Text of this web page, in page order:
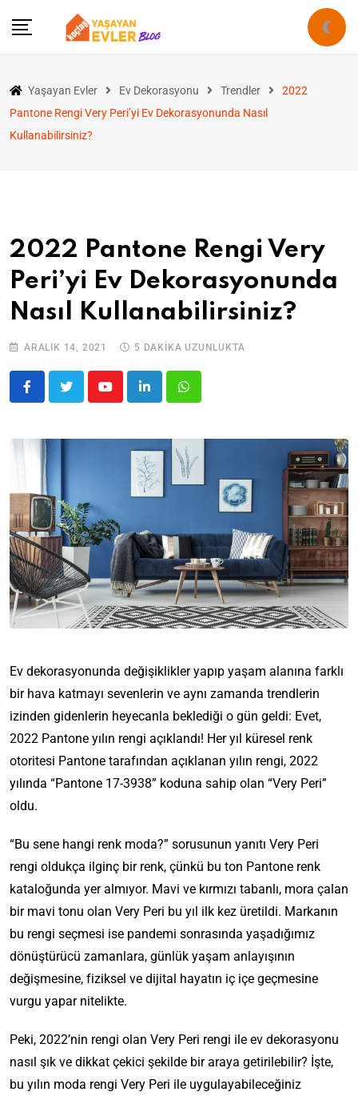
Yaşayan Evler Ev Dekorasyonu Trendler
2022
Pantone Rengi Very Peri’yi Ev Dekorasyonunda Nasıl
Kullanabilirsiniz?
2022 Pantone Rengi Very
Peri’yi Ev Dekorasyonunda
Nasıl Kullanabilirsiniz?
ARALIK 14, 2021 5 DAKIKA UZUNLUKTA
Ev dekorasyonunda değişiklikler yapıp yaşam alanına farklı
bir hava katmayı sevenlerin ve aynı zamanda trendlerin
izinden gidenlerin heyecanla beklediği o gün geldi: Evet,
2022 Pantone yılın rengi açıklandı! Her yıl küresel renk
otoritesi Pantone tarafından açıklanan yılın rengi, 2022
yılında “Pantone 17-3938” koduna sahip olan “Very Peri”
oldu.
“Bu sene hangi renk moda?” sorusunun yanıtı Very Peri
rengi oldukça ilginç bir renk, çünkü bu ton Pantone renk
kataloğunda yer almıyor. Mavi ve kırmızı tabanlı, mora çalan
bir mavi tonu olan Very Peri bu yıl ilk kez üretildi. Markanın
bu rengi seçmesi ise pandemi sonrasında yaşadığımız
dönüştürücü zamanlara, günlük yaşam anlayışının
değişmesine, fiziksel ve dijital hayatın iç içe geçmesine
vurgu yapar nitelikte.
Peki, 2022’nin rengi olan Very Peri rengi ile ev dekorasyonu
nasıl şık ve dikkat çekici şekilde bir araya getirilebilir? İşte,
bu yılın moda rengi Very Peri ile uygulayabileceğiniz